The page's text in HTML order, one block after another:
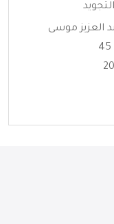
العزيز موسى